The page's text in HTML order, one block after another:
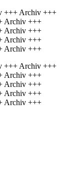
+++ Archiv +++
Archiv +++
Archiv +++
Archiv +++
Archiv +++
+++ Archiv +++
Archiv +++
Archiv +++
Archiv +++
Archiv +++